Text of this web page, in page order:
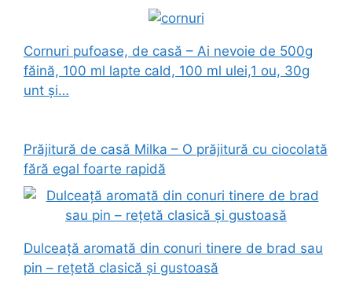
Cornuri pufoase, de casă – Ai nevoie de 500g
făină, 100 ml lapte cald, 100 ml ulei,1 ou, 30g
unt și…
Prăjitură de casă Milka – O prăjitură cu ciocolată
fără egal foarte rapidă
Dulceață aromată din conuri tinere de brad sau
pin – rețetă clasică și gustoasă